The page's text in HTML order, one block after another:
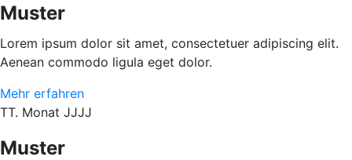
Muster
Lorem ipsum dolor sit amet, consectetuer adipiscing elit.
Aenean commodo ligula eget dolor.
Mehr erfahren
TT. Monat JJJJ
Muster